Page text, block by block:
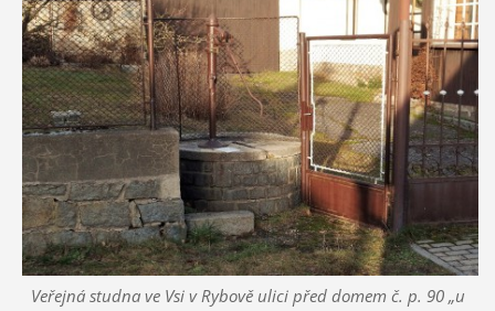
Veřejná studna ve Vsi v Rybově ulici před domem č. p. 90 „u